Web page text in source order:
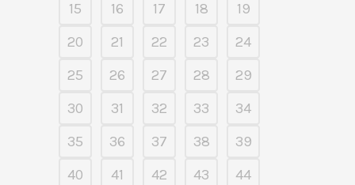
15
16 17 18
19
20
21 22 23
24
25
26 27 28
29
30
31 32 33
34
35
36 37 38
39
40
41 42 43
44